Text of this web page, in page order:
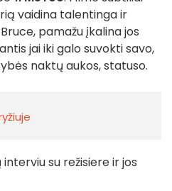
vaidina talentinga ir
pamažu įkalina jos
jai iki galo suvokti savo,
naktų aukos, statuso.
su režisiere ir jos